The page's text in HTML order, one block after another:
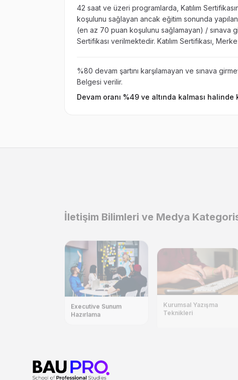
42 saat ve üzeri programlarda, Katılım
koşulunu sağlayan ancak eğitim sonunda
(en az 70 puan koşulunu sağlamayan) / sınava
Sertifikası verilmektedir. Katılım Sertifikası,
%80 devam şartını karşılamayan ve sınava
Belgesi verilir.
Devam oranı %49 ve altında kalması
Executive Sunum
Hazırlama
Kurumsal Yazışma